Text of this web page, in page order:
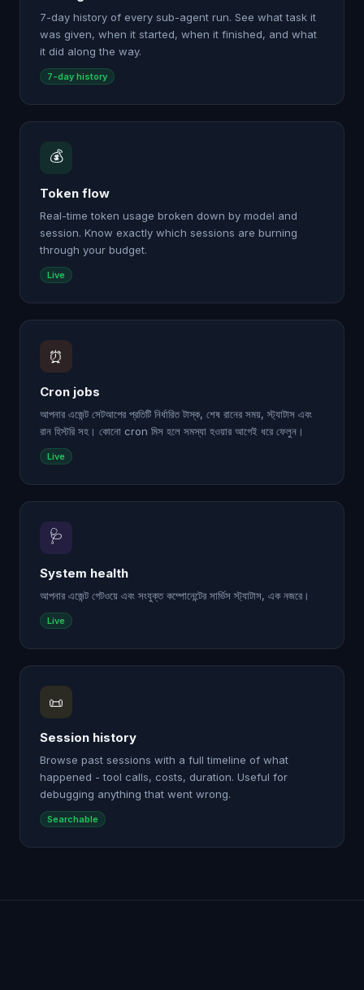
7-day history of every sub-agent run. See what task it
was given, when it started, when it finished, and what
it did along the way.
7-day history
💰
Token flow
Real-time token usage broken down by model and
session. Know exactly which sessions are burning
through your budget.
Live
⏰
Cron jobs
আপনার এজেন্ট সেটআপের প্রতিটি নির্ধারিত টাস্ক, শেষ রানের সময়, স্ট্যাটাস এবং
রান হিস্টরি সহ। কোনো cron মিস হলে সমস্যা হওয়ার আগেই ধরে ফেলুন।
Live
🩺
System health
আপনার এজেন্ট গেটওয়ে এবং সংযুক্ত কম্পোনেন্টের সার্ভিস স্ট্যাটাস, এক নজরে।
Live
📜
Session history
Browse past sessions with a full timeline of what
happened - tool calls, costs, duration. Useful for
debugging anything that went wrong.
Searchable